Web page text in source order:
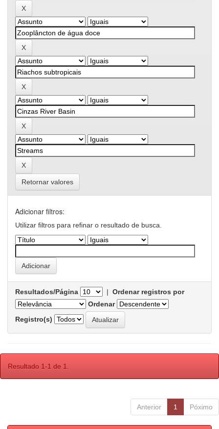
Retornar valores
Adicionar filtros:
Utilizar filtros para refinar o resultado de busca.
Resultados/Página | Ordenar registros por
Ordenar
Registro(s)
Resultado 1-1 de 1.
Anterior 1 Póximo